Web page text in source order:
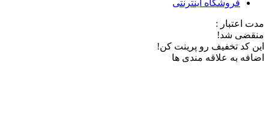
فروشگاه اینترنتی
مدت اعتبار :
منقضی شد!
این کد تخفیف رو پرینت کن!
اضافه به علاقه مندی ها